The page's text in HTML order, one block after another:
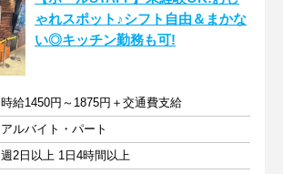
ゃれスポット♪シフト自由＆まかな
い◎キッチン勤務も可!
時給1450円～1875円＋交通費支給
アルバイト・パート
週2日以上 1日4時間以上